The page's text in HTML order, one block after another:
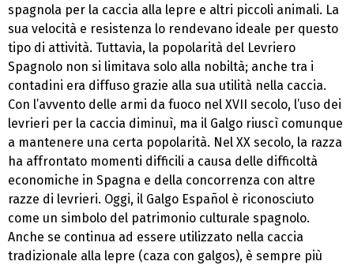
spagnola per la caccia alla lepre e altri piccoli animali. La
sua velocità e resistenza lo rendevano ideale per questo
tipo di attività. Tuttavia, la popolarità del Levriero
Spagnolo non si limitava solo alla nobiltà; anche tra i
contadini era diffuso grazie alla sua utilità nella caccia.
Con l’avvento delle armi da fuoco nel XVII secolo, l’uso dei
levrieri per la caccia diminuì, ma il Galgo riuscì comunque
a mantenere una certa popolarità. Nel XX secolo, la razza
ha affrontato momenti difficili a causa delle difficoltà
economiche in Spagna e della concorrenza con altre
razze di levrieri. Oggi, il Galgo Español è riconosciuto
come un simbolo del patrimonio culturale spagnolo.
Anche se continua ad essere utilizzato nella caccia
tradizionale alla lepre (caza con galgos), è sempre più